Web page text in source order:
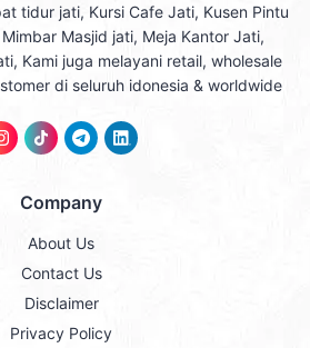
tidur jati, Kursi Cafe Jati, Kusen Pintu
Masjid jati, Meja Kantor Jati,
Kami juga melayani retail, wholesale
di seluruh idonesia & worldwide
Company
About Us
Contact Us
Disclaimer
Privacy Policy